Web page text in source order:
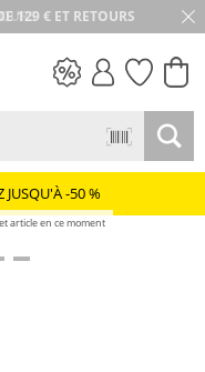
JUSQU'À -50 %
article en ce moment